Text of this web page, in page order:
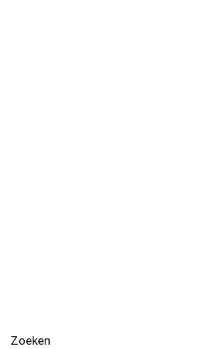
Zoeken